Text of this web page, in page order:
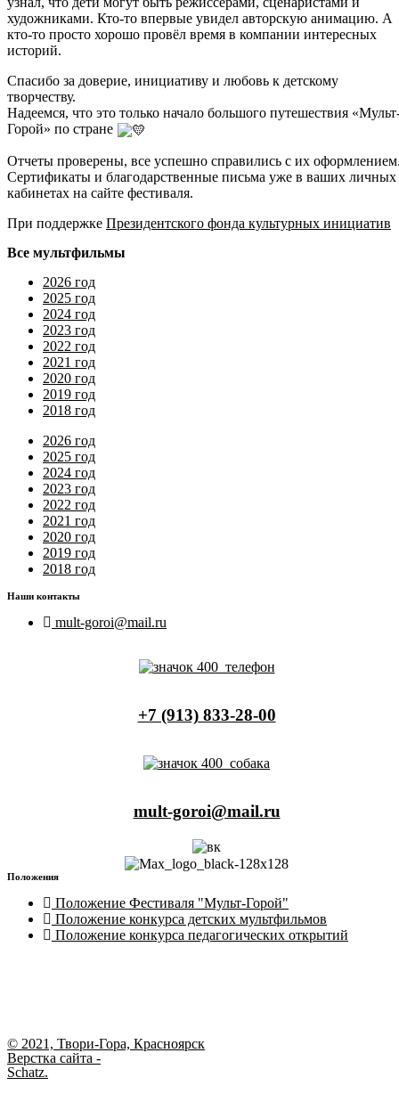
художниками. Кто-то впервые увидел авторскую анимацию. А
кто-то просто хорошо провёл время в компании интересных
историй.
Спасибо за доверие, инициативу и любовь к детскому
творчеству.
Надеемся, что это только начало большого путешествия
Горой» по стране
Отчеты проверены, все успешно справились с их
Сертификаты и благодарственные письма уже в ваших личных
кабинетах на сайте фестиваля.
При поддержке Президентского фонда культурных инициатив
Все мультфильмы
2026 год
2025 год
2024 год
2023 год
2022 год
2021 год
2020 год
2019 год
2018 год
2026 год
2025 год
2024 год
2023 год
2022 год
2021 год
2020 год
2019 год
2018 год
Наши контакты
mult-goroi@mail.ru
+7 (913) 833-28-00
mult-goroi@mail.ru
Положения
Положение Фестиваля "Мульт-Горой"
Положение конкурса детских мультфильмов
Положение конкурса педагогических открытий
© 2021, Твори-Гора, Красноярск
Верстка сайта -
Schatz.